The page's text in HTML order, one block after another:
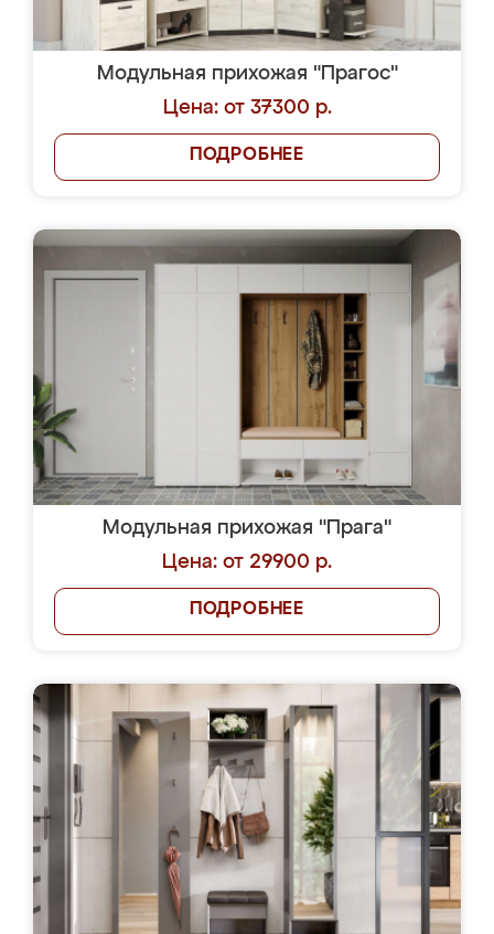
Модульная прихожая "Прагос"
Цена: от 37300 р.
ПОДРОБНЕЕ
Модульная прихожая "Прага"
Цена: от 29900 р.
ПОДРОБНЕЕ